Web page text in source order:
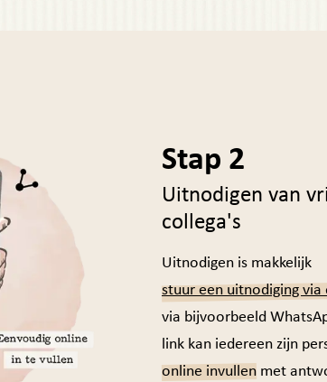
Stap 2
Uitnodigen van
collega's
Uitnodigen is makkelijk
stuur een uitnodiging
via bijvoorbeeld
link kan iedereen zijn
online invullen met